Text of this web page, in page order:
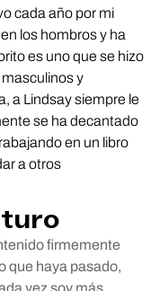
cada año por mi
los hombros y ha
es uno que se hizo
y
a Lindsay siempre le
se ha decantado
en un libro
a otros
firmemente
que haya pasado,
vez soy más